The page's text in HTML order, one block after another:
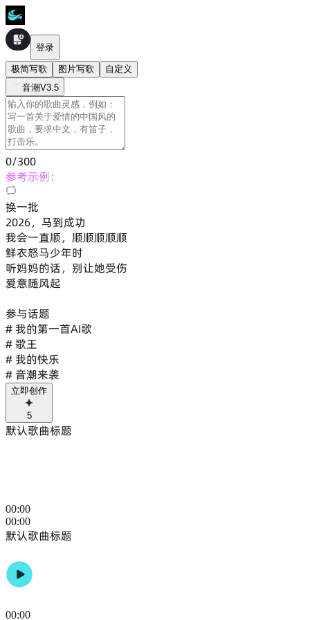
登录
极简写歌 图片写歌
自定义
音潮V3.5
0/300
参考示例：
换一批
2026，马到成功
我会一直顺，顺顺顺顺顺
鲜衣怒马少年时
听妈妈的话，别让她受伤
爱意随风起
参与话题
# 我的第一首AI歌
# 歌王
# 我的快乐
# 音潮来袭
立即创作
5
默认歌曲标题
00:00
00:00
默认歌曲标题
00:00